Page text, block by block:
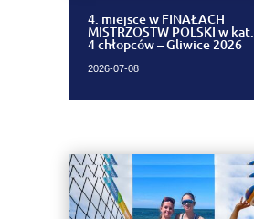
4. miejsce w FINAŁACH
MISTRZOSTW POLSKI w kat.
4 chłopców – Gliwice 2026
2026-07-08